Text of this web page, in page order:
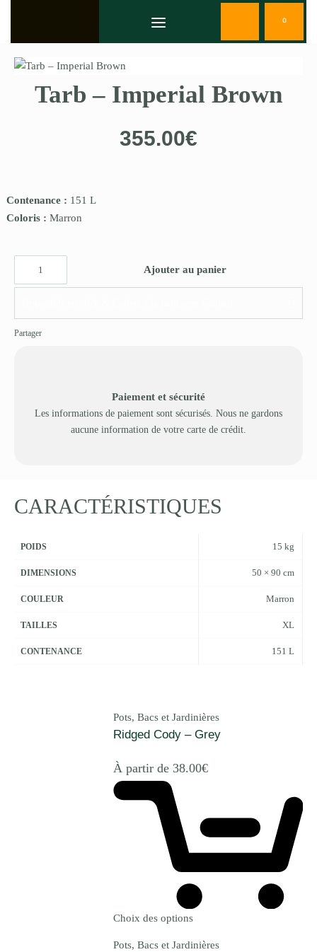
0
Tarb – Imperial Brown
355.00€
Contenance : 151 L
Coloris : Marron
Ajouter au panier
Partager
Paiement et sécurité
Les informations de paiement sont sécurisés. Nous ne gardons
aucune information de votre carte de crédit.
CARACTÉRISTIQUES
POIDS 15 kg
DIMENSIONS 50 × 90 cm
COULEUR Marron
TAILLES XL
CONTENANCE 151 L
Pots, Bacs et Jardinières
Ridged Cody – Grey
À partir de 38.00€
Choix des options
Pots, Bacs et Jardinières